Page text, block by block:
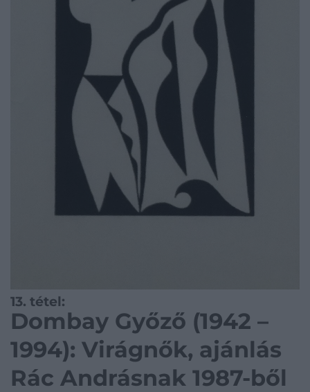
13. tétel:
Dombay Győző (1942 –
1994): Virágnők, ajánlás
Rác Andrásnak 1987-ből